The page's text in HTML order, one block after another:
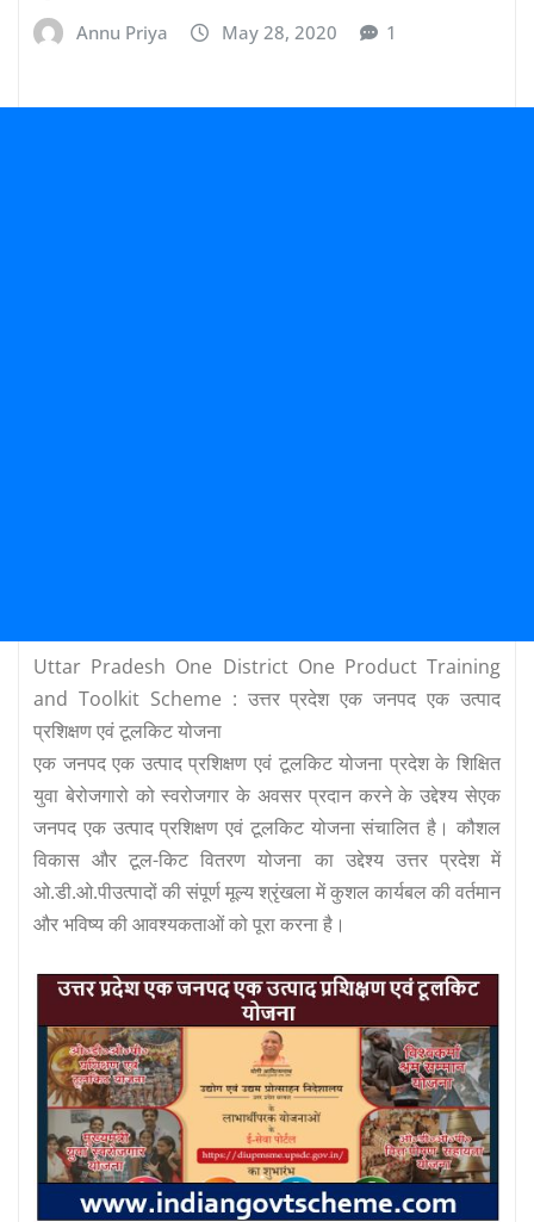
Annu Priya May 28, 2020 1
Uttar Pradesh One District One Product Training
and Toolkit Scheme : उत्तर प्रदेश एक जनपद एक उत्पाद
प्रशिक्षण एवं टूलकिट योजना
एक जनपद एक उत्पाद प्रशिक्षण एवं टूलकिट योजना प्रदेश के शिक्षित
युवा बेरोजगारो को स्वरोजगार के अवसर प्रदान करने के उद्देश्य सेएक
जनपद एक उत्पाद प्रशिक्षण एवं टूलकिट योजना संचालित है। कौशल
विकास और टूल-किट वितरण योजना का उद्देश्य उत्तर प्रदेश में
ओ.डी.ओ.पीउत्पादों की संपूर्ण मूल्य श्रृंखला में कुशल कार्यबल की वर्तमान
और भविष्य की आवश्यकताओं को पूरा करना है।